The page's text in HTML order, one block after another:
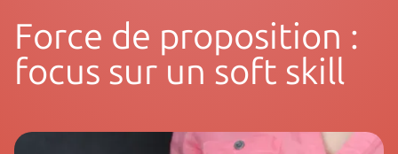
Force de proposition :
focus sur un soft skill